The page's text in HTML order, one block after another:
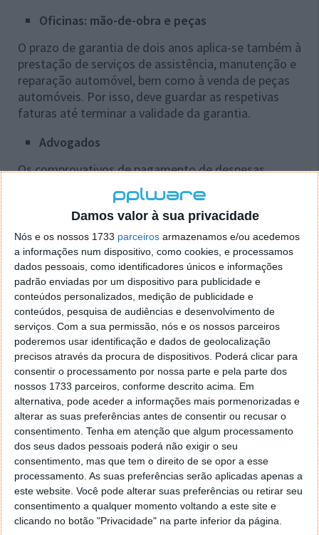
Damos valor à sua privacidade
Nós e os nossos 1733 parceiros armazenamos e/ou acedemos
a informações num dispositivo, como cookies, e processamos
dados pessoais, como identificadores únicos e informações
padrão enviadas por um dispositivo para publicidade e
conteúdos personalizados, medição de publicidade e
conteúdos, pesquisa de audiências e desenvolvimento de
serviços. Com a sua permissão, nós e os nossos parceiros
poderemos usar identificação e dados de geolocalização
precisos através da procura de dispositivos. Poderá clicar para
consentir o processamento por nossa parte e pela parte dos
nossos 1733 parceiros, conforme descrito acima. Em
alternativa, pode aceder a informações mais pormenorizadas e
alterar as suas preferências antes de consentir ou recusar o
consentimento. Tenha em atenção que algum processamento
dos seus dados pessoais poderá não exigir o seu
consentimento, mas que tem o direito de se opor a esse
processamento. As suas preferências serão aplicadas apenas a
este website. Você pode alterar suas preferências ou retirar seu
consentimento a qualquer momento voltando a este site e
clicando no botão "Privacidade" na parte inferior da página.
Oficinas: mão-de-obra e peças
O prazo de garantia de dois anos aplica-se também à
prestação de serviços de assistência, manutenção e
reparação automóvel, bem como à venda de peças
automóveis. Por isso, deve guardar as respetivas
faturas até terminar a validade da garantia.
Advogados
Os comprovativos de pagamento de despesas
exigidas por profissionais liberais, como advogados e
médicos, devem, do mesmo modo, ser guardados
por um período de dois anos. As dívidas a estes
profissionais prescrevem ao fim de dois anos.
3anos
Saúde
Três anos é o prazo para guardar faturas de despesas
médicas cobradas por instituições públicas de saúde.
4 anos
Impostos
As faturas de despesas inseridas manualmente no
e-fatura, para efeitos de IRS, têm de ser guardadas
durante quatro anos. Por precaução, os especialistas
aconselham a conservar também as faturas que
entram automaticamente na página pessoal no
Portal das Finanças até, pelo menos, à liquidação da
declaração de rendimentos (mas não é obrigatório)